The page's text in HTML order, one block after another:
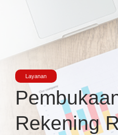
Layanan
Rekening